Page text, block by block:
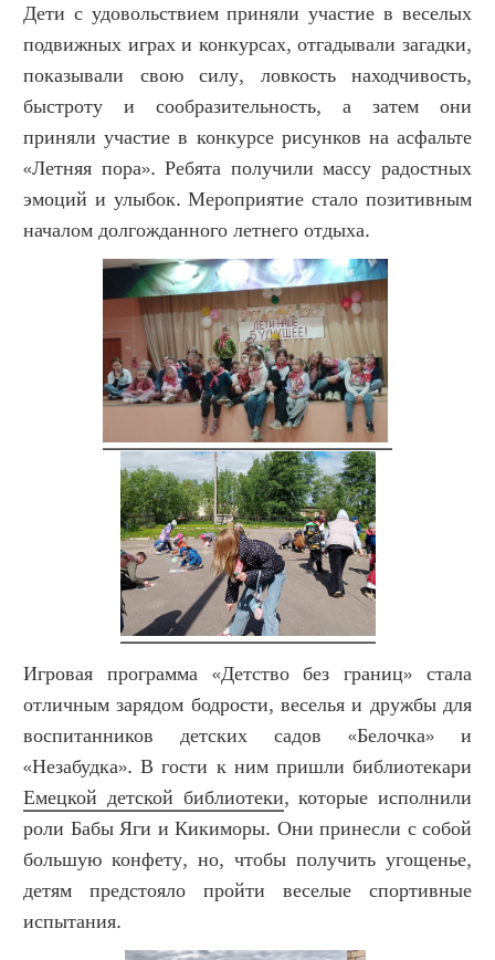
Дети с удовольствием приняли участие в веселых
подвижных играх и конкурсах, отгадывали загадки,
показывали свою силу, ловкость находчивость,
быстроту и сообразительность, а затем они
приняли участие в конкурсе рисунков на асфальте
«Летняя пора». Ребята получили массу радостных
эмоций и улыбок. Мероприятие стало позитивным
началом долгожданного летнего отдыха.
Игровая программа «Детство без границ» стала
отличным зарядом бодрости, веселья и дружбы для
воспитанников детских садов «Белочка» и
«Незабудка». В гости к ним пришли библиотекари
Емецкой детской библиотеки, которые исполнили
роли Бабы Яги и Кикиморы. Они принесли с собой
большую конфету, но, чтобы получить угощенье,
детям предстояло пройти веселые спортивные
испытания.